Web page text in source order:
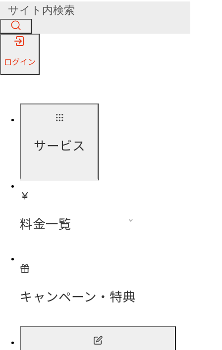
ログイン
サービス
料金一覧
キャンペーン・特典